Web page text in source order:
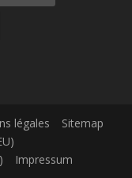
légales
Sitemap
Impressum